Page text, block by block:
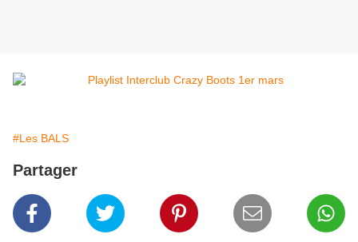
#Les BALS
Partager